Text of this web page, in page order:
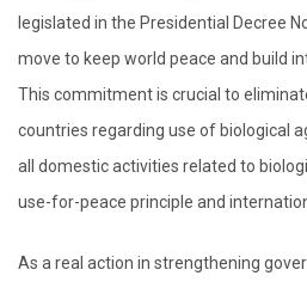
legislated in the Presidential Decree
move to keep world peace and build
This commitment is crucial to
countries regarding use of biological
all domestic activities related to
use-for-peace principle and
​As a real action in strengthening